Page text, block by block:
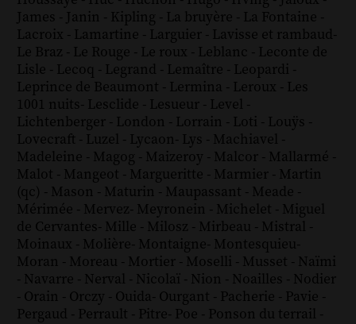
James - Janin - Kipling - La bruyère - La Fontaine -
Lacroix - Lamartine - Larguier - Lavisse et rambaud-
Le Braz - Le Rouge - Le roux - Leblanc - Leconte de
Lisle - Lecoq - Legrand - Lemaître - Leopardi -
Leprince de Beaumont - Lermina - Leroux - Les
1001 nuits- Lesclide - Lesueur - Level -
Lichtenberger - London - Lorrain - Loti - Louÿs -
Lovecraft - Luzel - Lycaon- Lys - Machiavel -
Madeleine - Magog - Maizeroy - Malcor - Mallarmé -
Malot - Mangeot - Margueritte - Marmier - Martin
(qc) - Mason - Maturin - Maupassant - Meade -
Mérimée - Mervez- Meyronein - Michelet - Miguel
de Cervantes- Mille - Milosz - Mirbeau - Mistral -
Moinaux - Molière- Montaigne- Montesquieu-
Moran - Moreau - Mortier - Moselli - Musset - Naïmi
- Navarre - Nerval - Nicolaï - Nion - Noailles - Nodier
- Orain - Orczy - Ouida- Ourgant - Pacherie - Pavie -
Pergaud - Perrault - Pitre- Poe - Ponson du terrail -